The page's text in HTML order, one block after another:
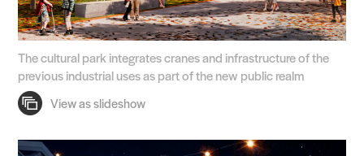
The cultural park integrates cranes and infrastructure of the
previous industrial uses as part of the new public realm